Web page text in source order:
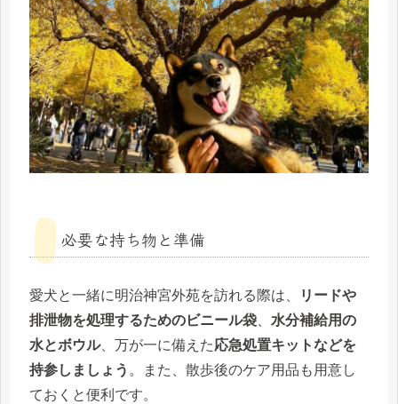
必要な持ち物と準備
愛犬と一緒に明治神宮外苑を訪れる際は、
リードや
排泄物を処理するためのビニール袋
水分補給用の
水とボウル、万が一に備えた応急処置キットなどを
持参しましょう 。また、散歩後のケア用品も用意し
ておくと便利です。